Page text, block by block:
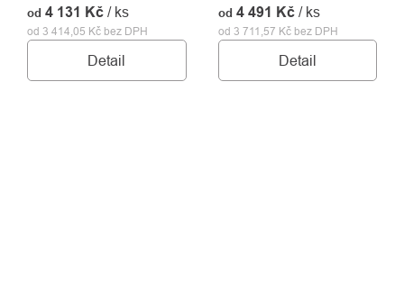
od 3 414,05 Kč bez DPH
od 4 131 Kč / ks
Detail
od 3 711,57 Kč bez DPH
od 4 491 Kč / ks
Detail